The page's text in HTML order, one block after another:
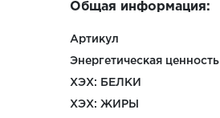
Общая информация:
Артикул
Энергетическая ценность
ХЭХ: БЕЛКИ
ХЭХ: ЖИРЫ